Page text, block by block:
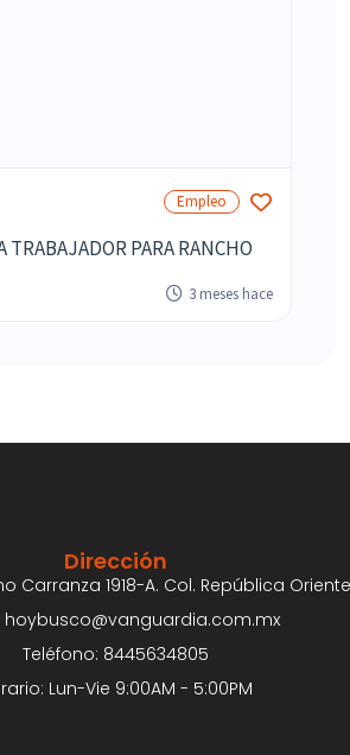
Empleo
TRABAJADOR PARA RANCHO
3 meses hace
Dirección
Carranza 1918-A. Col. República
hoybusco@vanguardia.com.mx
Teléfono: 8445634805
Lun-Vie 9:00AM - 5:00PM